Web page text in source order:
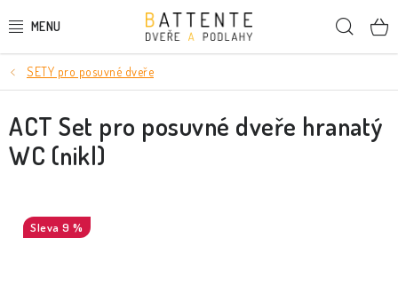
na
DVEŘE
SMRKOVÉ DVEŘE
PODLAHY
LIŠTY A DEKORAČNÍ PRVKY
SETY pro posuvné dveře
ACT Set pro posuvné dveře hranatý
WC (nikl)
9 %